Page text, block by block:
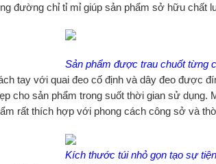
đường chỉ tỉ mỉ giúp sản phẩm sở hữu chất
Sản phẩm được trau chuốt từng
tay với quai đeo cố định và dây đeo được
cho sản phẩm trong suốt thời gian sử
rất thích hợp với phong cách công sở và
Kích thước túi nhỏ gọn tạo sự